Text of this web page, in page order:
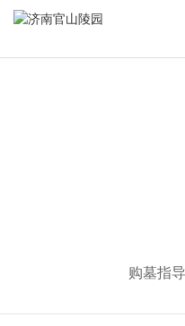
购墓指导